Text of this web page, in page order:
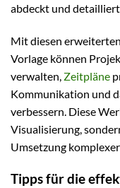
abdeckt und
Mit diesen
Vorlage können
verwalten, Zeitpläne
Kommunikation und
verbessern. Diese
Visualisierung,
Umsetzung
Tipps für die